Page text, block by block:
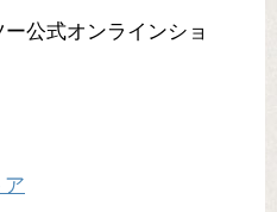
公式オンラインショ
ア